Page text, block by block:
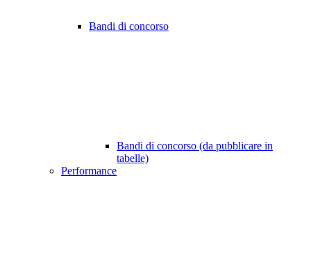
Bandi di concorso
Bandi di concorso (da pubblicare in
tabelle)
Performance